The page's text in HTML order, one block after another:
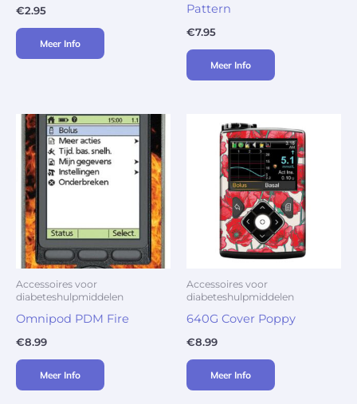
€2.95
Meer Info
Pattern
€7.95
Meer Info
Accessoires voor
diabeteshulpmiddelen
Omnipod PDM Fire
€8.99
Meer Info
Accessoires voor
diabeteshulpmiddelen
640G Cover Poppy
€8.99
Meer Info